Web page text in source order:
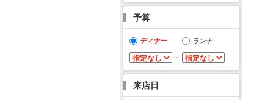
予算
ディナー ランチ
～
来店日